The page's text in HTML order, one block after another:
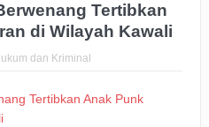
Tertibkan
di Wilayah Kawali
dan Kriminal